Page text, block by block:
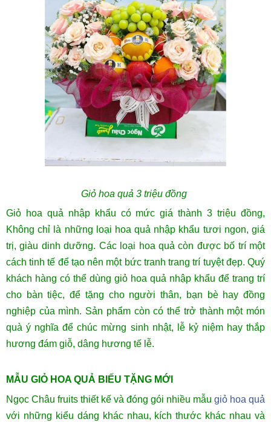
Giỏ hoa quả 3 triệu đồng
Giỏ hoa quả nhập khẩu có mức giá thành 3 triệu đồng,
Không chỉ là những loại hoa quả nhập khẩu tươi ngon, giá
trị, giàu dinh dưỡng. Các loại hoa quả còn được bố trí một
cách tinh tế để tạo nên một bức tranh trang trí tuyệt đẹp. Quý
khách hàng có thể dùng giỏ hoa quả nhập khẩu để trang trí
cho bàn tiệc, để tặng cho người thân, bạn bè hay đồng
nghiệp của mình. Sản phẩm còn có thể trở thành một món
quà ý nghĩa để chúc mừng sinh nhật, lễ kỷ niệm hay thắp
hương đám giỗ, dâng hương tế lễ.
MẪU GIỎ HOA QUẢ BIẾU TẶNG MỚI
Ngọc Châu fruits thiết kế và đóng gói nhiều mẫu giỏ hoa quả
với những kiểu dáng khác nhau, kích thước khác nhau và